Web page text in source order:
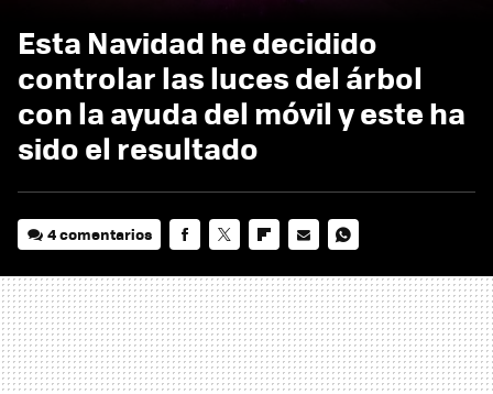
Esta Navidad he decidido
controlar las luces del árbol
con la ayuda del móvil y este ha
sido el resultado
4 comentarios
MAIL